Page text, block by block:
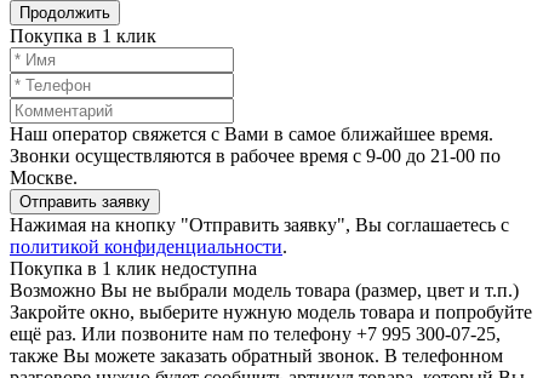
Продолжить
Покупка в 1 клик
Наш оператор свяжется с Вами в самое ближайшее время.
Звонки осуществляются в рабочее время с 9-00 до 21-00 по
Москве.
Отправить заявку
Нажимая на кнопку "Отправить заявку", Вы соглашаетесь с
политикой конфиденциальности.
Покупка в 1 клик недоступна
Возможно Вы не выбрали модель товара (размер, цвет и т.п.)
Закройте окно, выберите нужную модель товара и попробуйте
ещё раз. Или позвоните нам по телефону +7 995 300-07-25,
также Вы можете заказать обратный звонок. В телефонном